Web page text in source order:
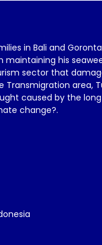
in Bali and
maintaining his
sector that
area,
caused by the
change?.